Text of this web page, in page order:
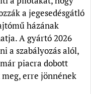
a jegesedésgátló
házának
A gyártó 2026
a szabályozás alól,
piacra dobott
erre jönnének